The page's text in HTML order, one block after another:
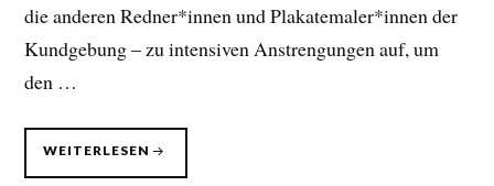
die anderen Redner*innen und Plakatemaler*innen der
Kundgebung – zu intensiven Anstrengungen auf, um
den …
KLIMAWANDEL
FLUCHTURSACHE
WEITERLESEN